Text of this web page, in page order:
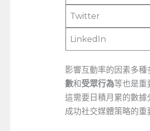
Twitter
LinkedIn
影響互動率的因素多種
數和受眾行為等也是重
這需要日積月累的數
成功社交媒體策略的重